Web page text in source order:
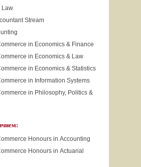
Law
Stream
in Economics & Finance
in Economics & Law
in Economics & Statistics
in Information Systems
in Philosophy, Politics &
Honours in Accounting
Honours in Actuarial